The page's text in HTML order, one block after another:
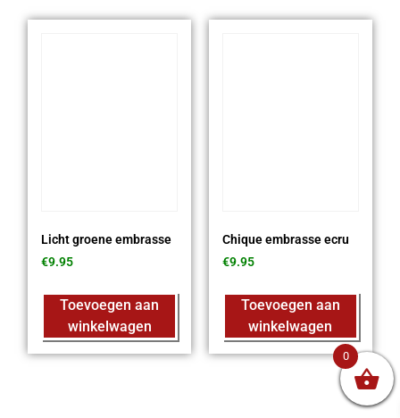
Licht groene embrasse
€9.95
Toevoegen aan
winkelwagen
Chique embrasse ecru
€9.95
Toevoegen aan
winkelwagen
0